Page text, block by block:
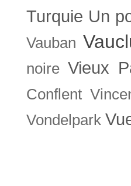
Turquie Un
Vauban
noire Vieux
Conflent
Vondelpark